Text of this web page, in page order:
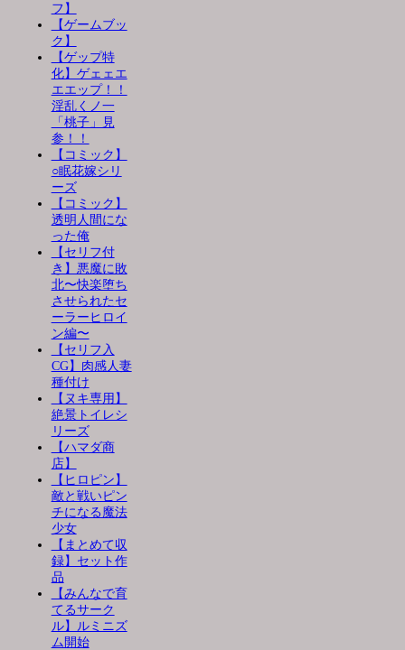
フ】
【ゲームブッ
ク】
【ゲップ特
化】ゲェェエ
エエップ！！
淫乱くノ一
「桃子」見
参！！
【コミック】
○眠花嫁シリ
ーズ
【コミック】
透明人間にな
った俺
【セリフ付
き】悪魔に敗
北〜快楽堕ち
させられたセ
ーラーヒロイ
ン編〜
【セリフ入
CG】肉感人妻
種付け
【ヌキ専用】
絶景トイレシ
リーズ
【ハマダ商
店】
【ヒロピン】
敵と戦いピン
チになる魔法
少女
【まとめて収
録】セット作
品
【みんなで育
てるサーク
ル】ルミニズ
ム開始